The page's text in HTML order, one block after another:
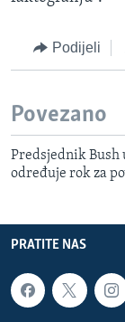
Podijeli
Povezano
Predsjednik Bush
određuje rok za
PRATITE NAS